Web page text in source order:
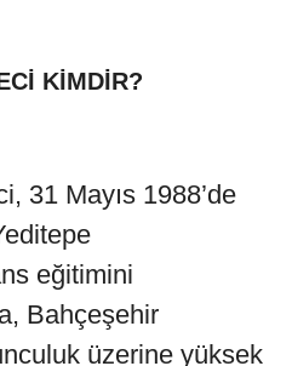
KİMDİR?
31 Mayıs 1988’de
eğitimini
Bahçeşehir
üzerine yüksek